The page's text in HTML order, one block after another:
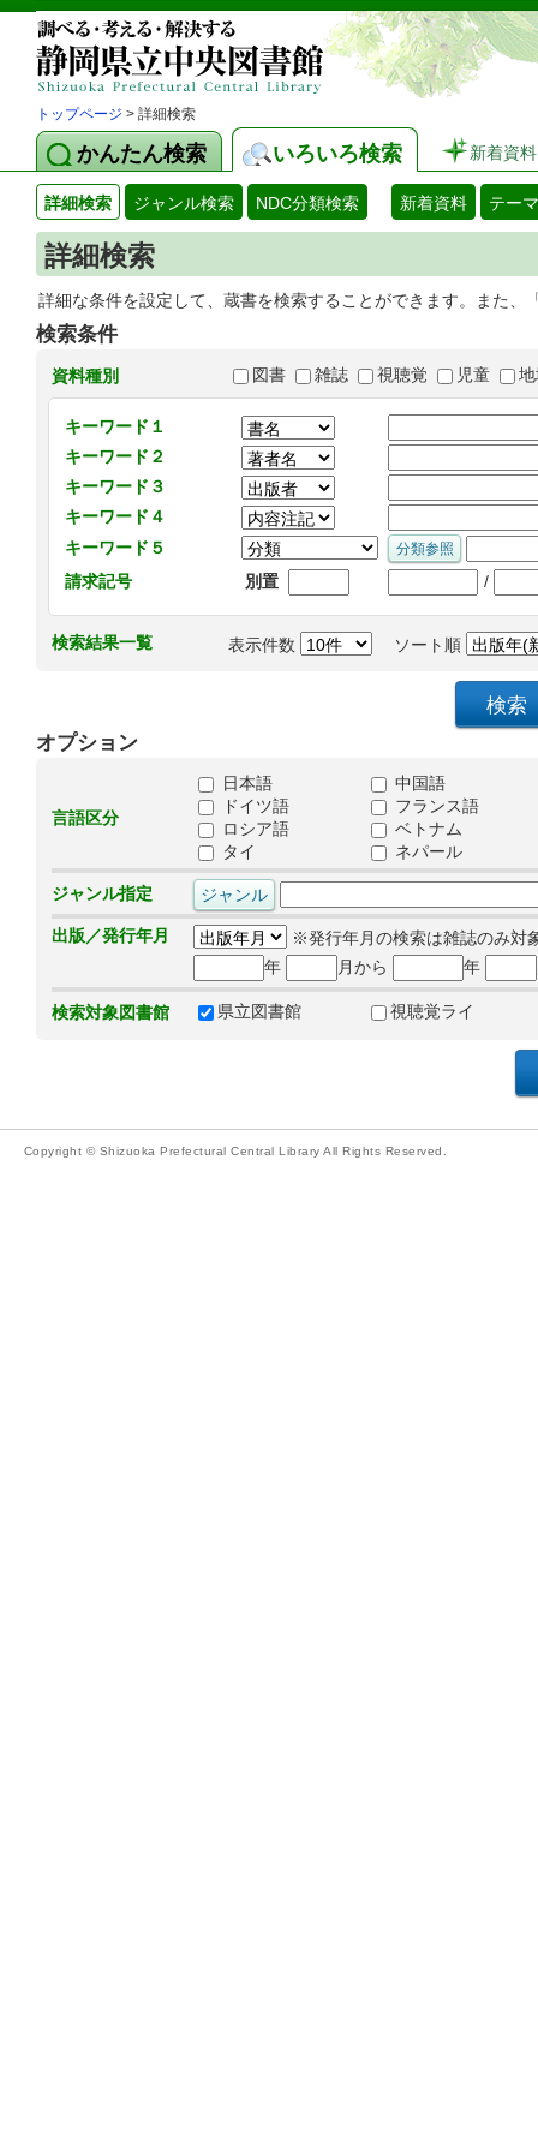
トップページ > 詳細検索
かんたん検索 いろいろ検索 新着資料
詳細検索 ジャンル検索 NDC分類検索 新着資料 テー
詳細検索
詳細な条件を設定して、蔵書を検索することができます。また
検索条件
資料種別 図書 雑誌 視聴覚 児童
キーワード１
キーワード２
キーワード３
キーワード４
キーワード５
請求記号
別置 /
検索結果一覧 表示件数 ソート順
オプション
言語区分
日本語
中国語
ドイツ語
フランス語
ロシア語
ベトナム
タイ
ネパール
ジャンル指定
出版／発行年月
※発行年月の検索は雑誌のみ対
年
月から 年
検索対象図書館 県立図書館 視聴覚ライ
Copyright © Shizuoka Prefectural Central Library All Rights Reserved.